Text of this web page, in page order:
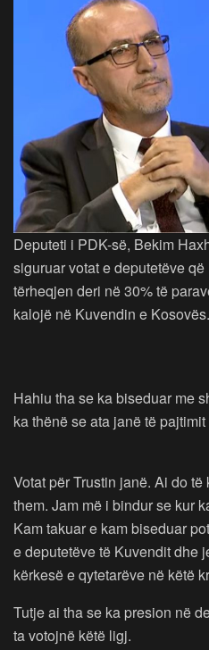
Deputeti i PDK-së, Bekim
siguruar votat e deputetëve
tërheqjen deri në 30% të
kalojë në Kuvendin e Kosovës.
Hahiu tha se ka biseduar me
ka thënë se ata janë të
Votat për Trustin janë. Ai do
them. Jam më i bindur se kur
Kam takuar e kam biseduar
e deputetëve të Kuvendit dhe
kërkesë e qytetarëve në këtë
Tutje ai tha se ka presion në
ta votojnë këtë ligj.